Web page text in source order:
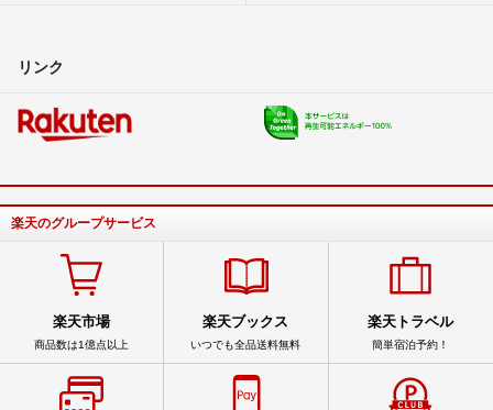
リンク
楽天のグループサービス
楽天市場
商品数は1億点以上
楽天ブックス
いつでも全品送料無料
楽天トラベル
簡単宿泊予約！